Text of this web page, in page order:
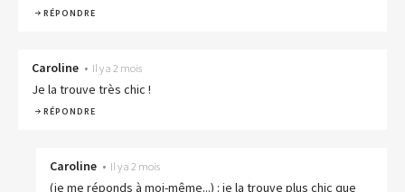
RÉPONDRE
Caroline • Il y a 2 mois
Je la trouve très chic !
RÉPONDRE
Caroline • Il y a 2 mois
(je me réponds à moi-même...) : je la trouve plus chic que